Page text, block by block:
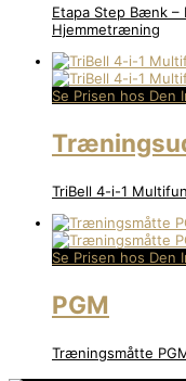
Etapa Step Bænk
Hjemmetræning
Se Prisen hos Den
TriBell 4-i-1
Se Prisen hos Den
PGM
Træningsmåtte